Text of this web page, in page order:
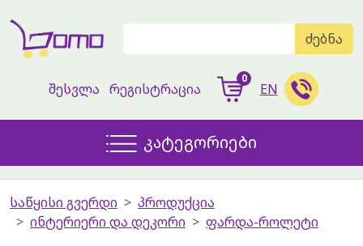
ძებნა
შესვლა რეგისტრაცია
0
EN
კატეგორიები
საწყისი გვერდი
პროდუქცია
ინტერიერი და დეკორი
ფარდა-როლეტი